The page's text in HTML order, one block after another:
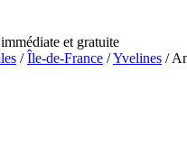
et gratuite
/Île-de-France /Yvelines /